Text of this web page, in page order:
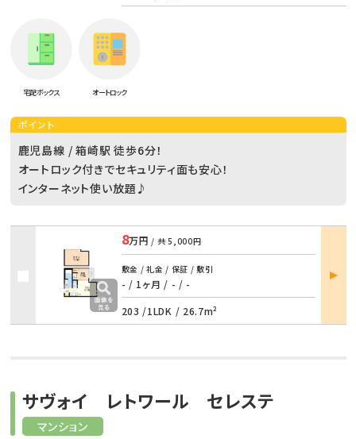
宅配ボックス オートロック
ポイント
鹿児島線 / 箱崎駅 徒歩6分！
オートロック付きでセキュリティ面も安心！
インターネット使い放題♪
8万円 / 共5,000円
敷金 / 礼金 / 保証 / 敷引
- / 1ヶ月 / - / -
203 /1LDK / 26.7m²
部屋
詳細
マンション
サヴォイ レトワール セレステ